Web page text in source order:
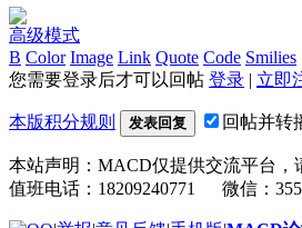
高级模式
B Color Image Link Quote Code Smilies
您需要登录后才可以回帖 登录 | 立即
本版积分规则 发表回复 回帖并转
本站声明：MACD仅提供交流平台，
值班电话：18209240771 微信：